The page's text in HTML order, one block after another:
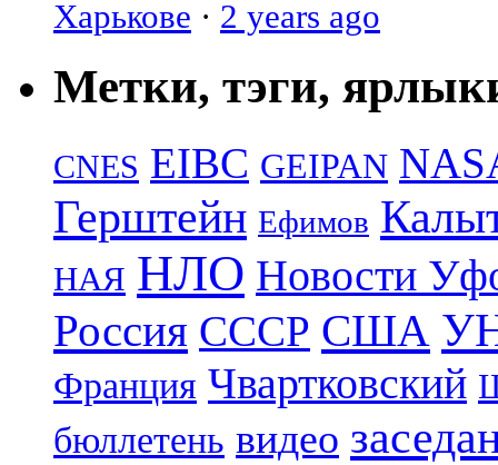
Харькове · 2 years ago
Метки, тэги,
CNES EIBC GEIPAN
Герштейн Ефимов
НАЯ НЛО Новости
Россия СССР США
Франция Чвартковский
бюллетень видео